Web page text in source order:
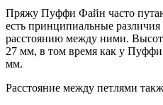
Пряжу Пуффи Файн часто
есть принципиальные различия
расстоянию между ними.
27 мм, в том время как у Пуффи
мм.
Расстояние между петлями